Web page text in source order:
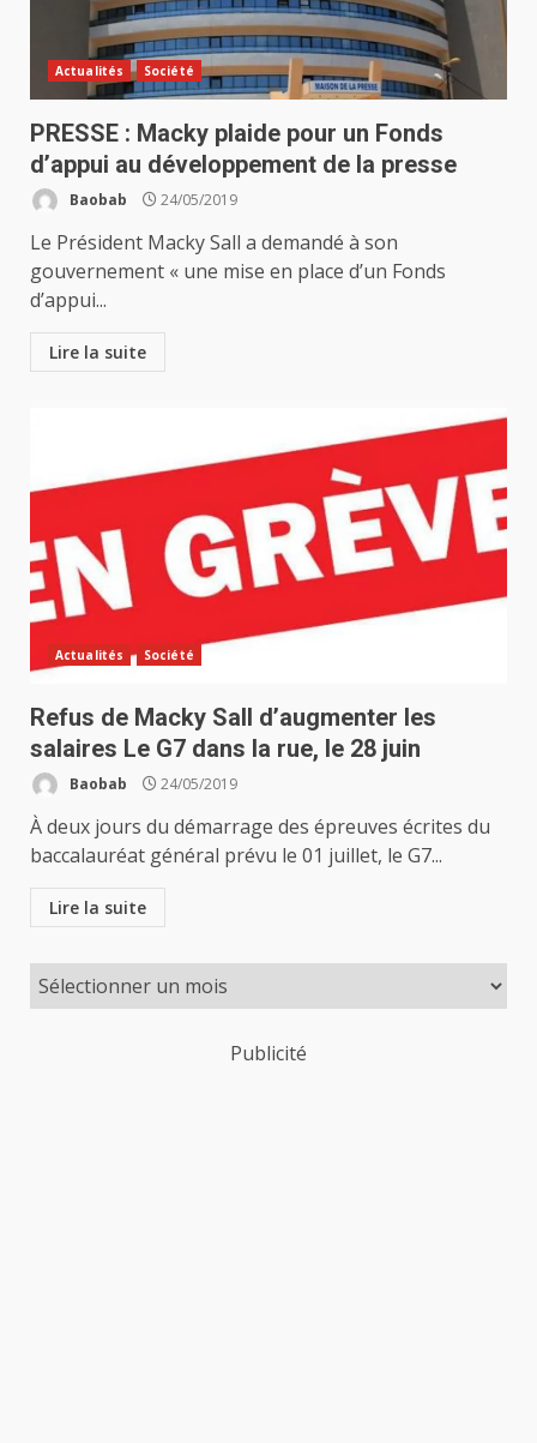
Actualités Société
PRESSE : Macky plaide pour un Fonds
d’appui au développement de la presse
Baobab 24/05/2019
Le Président Macky Sall a demandé à son
gouvernement « une mise en place d’un Fonds
d’appui...
Lire la suite
Actualités Société
Refus de Macky Sall d’augmenter les
salaires Le G7 dans la rue, le 28 juin
Baobab 24/05/2019
À deux jours du démarrage des épreuves écrites du
baccalauréat général prévu le 01 juillet, le G7...
Lire la suite
Publicité